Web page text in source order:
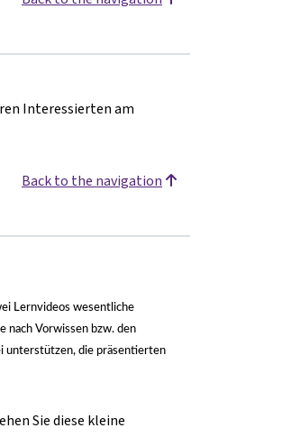
Interessierten am
Back to the navigation
Lernvideos wesentliche
nach Vorwissen bzw. den
unterstützen, die präsentierten
Sie diese kleine